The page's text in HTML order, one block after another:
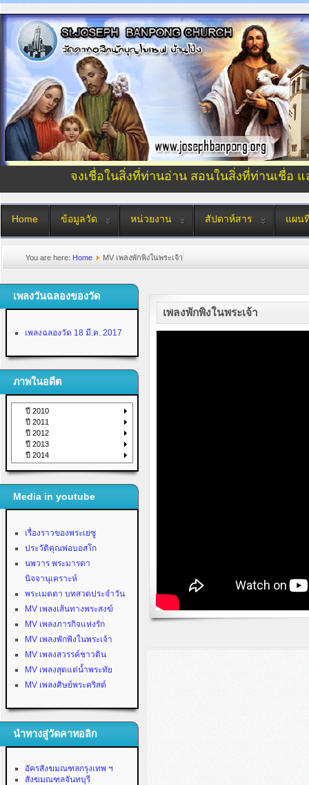
จงเชื่อในสิ่งที่ท่านอ่าน สอนในสิ่งที่ท่านเชื่อ
Home ข้อมูลวัด หน่วยงาน สัปดาห์สาร แผน
You are here: Home MV เพลงพักพิงในพระเจ้า
เพลงวันฉลองของวัด
เพลงฉลองวัด 18 มี.ค. 2017
ภาพในอดีต
ปี 2010
ปี 2011
ปี 2012
ปี 2013
ปี 2014
Media in youtube
เรื่องราวของพระเยซู
ประวัติคุณพ่อบอสโก
นพวาร พระมารดา
นิจจานุเคราะห์
พระเมตตา บทสวดประจำวัน
MV เพลงเส้นทางพระสงฆ์
MV เพลงภารกิจแห่งรัก
MV เพลงพักพิงในพระเจ้า
MV เพลงสวรรค์ชาวดิน
MV เพลงสุดแต่น้ำพระทัย
MV เพลงศิษย์พระคริสต์
นำทางสู่วัดคาทอลิก
อัครสังฆมณฑลกรุงเทพ ฯ
สังฆมณฑลจันทบุรี
เพลงพักพิงในพระเจ้า